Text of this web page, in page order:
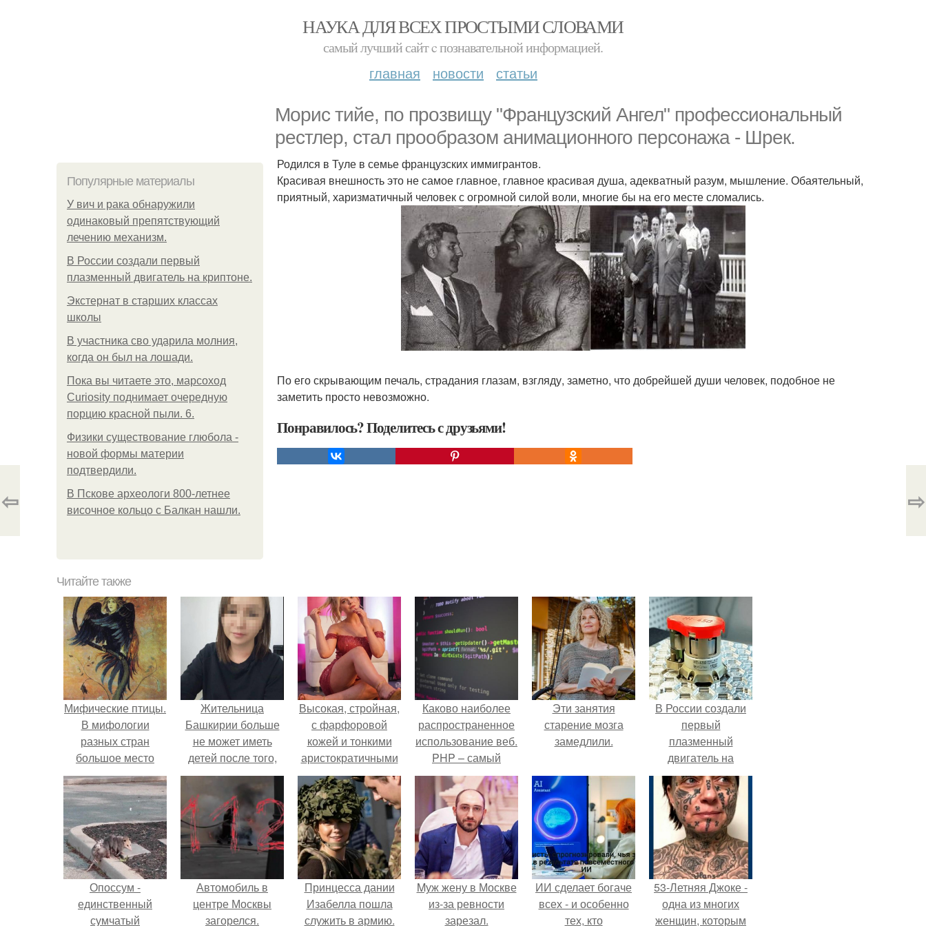
НАУКА ДЛЯ ВСЕХ ПРОСТЫМИ СЛОВАМИ
самый лучший сайт c познавательной информацией.
главная новости статьи
Морис тийе, по прозвищу "Французский Ангел" профессиональный
рестлер, стал прообразом анимационного персонажа - Шрек.
Популярные материалы
У вич и рака обнаружили
одинаковый препятствующий
лечению механизм.
В России создали первый
плазменный двигатель на криптоне.
Экстернат в старших классах
школы
В участника сво ударила молния,
когда он был на лошади.
Пока вы читаете это, марсоход
Curiosity поднимает очередную
порцию красной пыли. 6.
Физики существование глюбола -
новой формы материи
подтвердили.
В Пскове археологи 800-летнее
височное кольцо с Балкан нашли.
Родился в Туле в семье французских иммигрантов.
Красивая внешность это не самое главное, главное красивая душа, адекватный разум, мышление. Обаятельный,
приятный, харизматичный человек с огромной силой воли, многие бы на его месте сломались.
По его скрывающим печаль, страдания глазам, взгляду, заметно, что добрейшей души человек, подобное не
заметить просто невозможно.
Понравилось? Поделитесь с друзьями!
⇦ ⇨
Читайте также
Мифические птицы.
В мифологии
разных стран
большое место
занимают образы
птиц.
Жительница
Башкирии больше
не может иметь
детей после того,
как медики сделали
ей аборт на шестом
месяце
беременности и
оставили в матке
плаценту.
Высокая, стройная,
с фарфоровой
кожей и тонкими
аристократичными
чертами, эль
выглядит так, будто
сошла с полотна
художника.
Каково наиболее
распространенное
использование веб.
PHP – самый
распространенный
в мире язык
программирования
сайтов
Эти занятия
старение мозга
замедлили.
В России создали
первый
плазменный
двигатель на
криптоне.
Опоссум -
единственный
сумчатый
Автомобиль в
центре Москвы
загорелся.
Принцесса дании
Изабелла пошла
служить в армию.
Mуж жену в Москве
из-за ревности
зарезал.
ИИ сделает богаче
всех - и особенно
тех, кто
53-Летняя Джоке -
одна из многих
женщин, которым